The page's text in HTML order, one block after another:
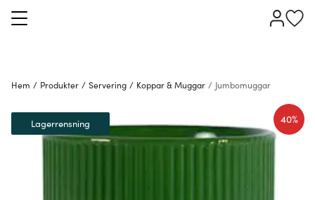
Hem / Produkter / Servering / Koppar & Muggar / Jumbomuggar
40%
Lagerrensning